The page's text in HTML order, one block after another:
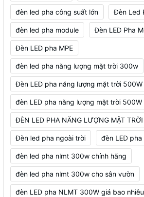
đèn led pha công suất lớn Đèn Led
đèn led pha module Đèn LED Pha
Đèn LED pha MPE
đèn led pha năng lượng mặt trời 300w
Đèn LED pha năng lượng mặt trời 500W
đèn LED pha năng lượng mặt trời
ĐÈN LED PHA NĂNG LƯỢNG MẶT
Đèn led pha ngoài trời đèn LED
đèn led pha nlmt 300w chính hãng
đèn led pha nlmt 300w cho sân vườn
đèn LED pha NLMT 300W giá bao nhiêu